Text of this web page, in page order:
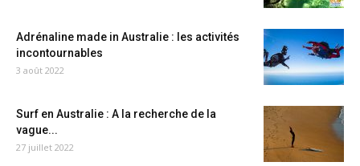
Adrénaline made in Australie : les activités
incontournables
3 août 2022
Surf en Australie : A la recherche de la
vague...
27 juillet 2022